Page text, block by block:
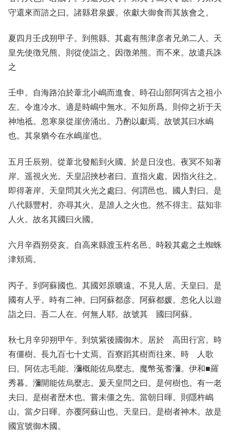
守還來而諮之曰。諸縣君泉媛。依獻大御食而其族會之。
夏四月壬戌朔甲子。到熊縣。其處有熊津彦者兄弟二人。天
皇先使徴兄熊。則從使詣之。因徴弟熊。而不來。故遣兵誅
之
壬申。自海路泊於葦北小嶋而進食。時召山部阿弭古之祖小
左。令進冷水。適是時嶋中無水。不知所爲。則仰之祈于天
神地祗。忽寒泉從崖傍涌出。乃酌以獻焉。故號其曰水嶋
也。其泉猶今在水嶋崖也。
五月壬辰朔。從葦北發船到火國。於是日沒也。夜冥不知著
岸。遥視火光。天皇詔挾杪者曰。直指火處。因指火往之。
即得著岸。天皇問其火光之處曰。何謂邑也。國人對曰。是
八代縣豐村。亦尋其火。是誰人之火也。然不得主。茲知非
人火。故名其國曰火國。
六月辛酉朔癸亥。自高來縣渡玉杵名邑。時殺其處之土蜘蛛
津頬焉。
丙子。到阿蘇國也。其國郊原曠遠。不見人居。天皇曰。是
國有人乎。時有二神。曰阿蘇都彦。阿蘇都媛。忽化人以遊
詣之曰。吾二人在。何無人耶。故號其 國曰阿蘇。
秋七月辛卯朔甲午。到筑紫後國御木。居於 高田行宮。時
有僵樹。長九百七十丈焉。百寮蹈其樹而往來。時 人歌
曰。阿佐志毛能。瀰概能佐烏麼志。魔幣菟耆瀰。伊和■羅
秀暮。瀰開能佐烏麼志。爰天皇問之曰。是何樹也。有一老
夫曰。是樹者歴木也。嘗未僵之先。當朝日暉。則隱杵嶋
山。當夕日暉。亦覆阿蘇山也。天皇曰。是樹者神木。故是
國宜號御木國。